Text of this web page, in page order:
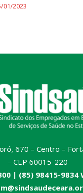
01/2023
670 – Centro –
– CEP 60015-220
| (85) 98415-9834